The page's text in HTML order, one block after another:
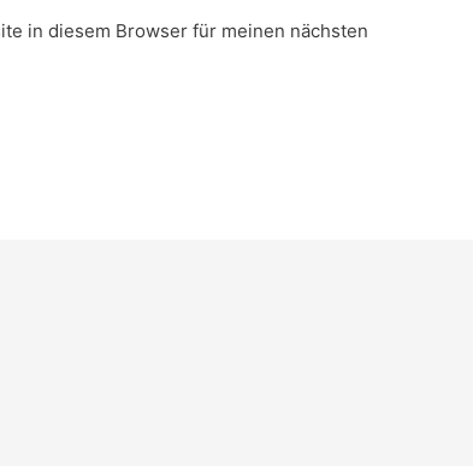
in diesem Browser für meinen nächsten